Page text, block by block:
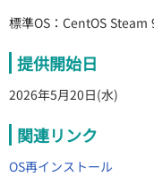
標準OS：CentOS
提供開始日
2026年5月20日(水)
関連リンク
OS再インストール